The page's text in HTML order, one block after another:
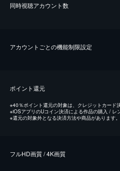
同時視聴アカウント数
アカウントごとの機能制限設定
ポイント還元
※40％ポイント還元の対象は、クレジットカード
※iOSアプリのUコイン決済による作品の購入 / レ
※還元の対象外となる決済方法や商品があります
フルHD画質 / 4K画質